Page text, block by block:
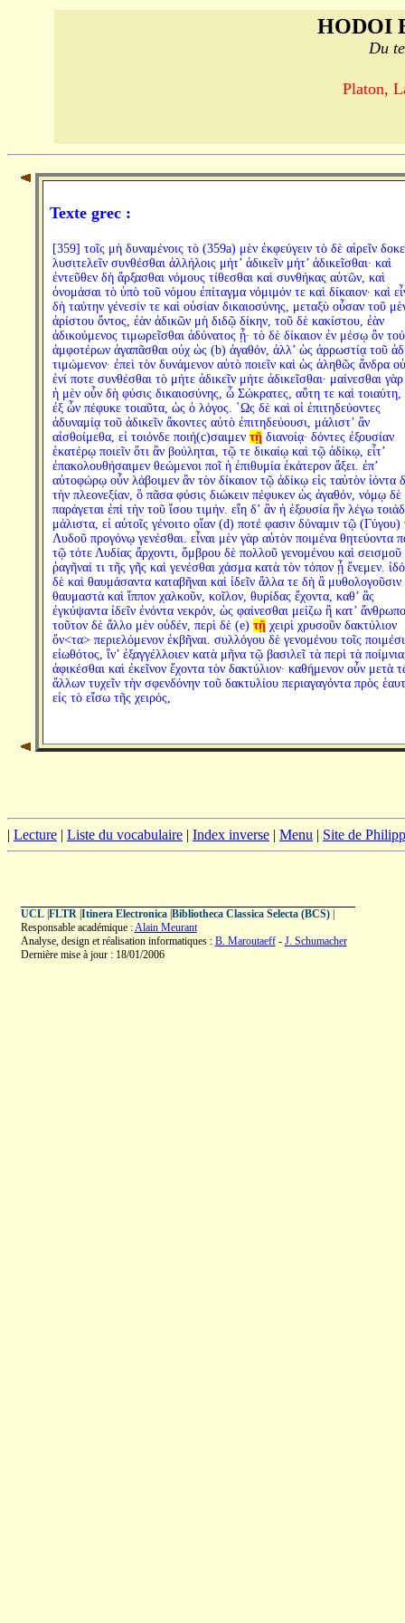
HODOI
Du
Platon,
Texte grec :
[359] τοῖς μὴ δυναμένοις τὸ (359a) μὲν ἐκφεύγειν τὸ δὲ αἱρεῖν
λυσιτελεῖν συνθέσθαι ἀλλήλοις μήτ’ ἀδικεῖν μήτ’ ἀδικεῖσθαι· καὶ
ἐντεῦθεν δὴ ἄρξασθαι νόμους τίθεσθαι καὶ συνθήκας αὑτῶν, καὶ
ὀνομάσαι τὸ ὑπὸ τοῦ νόμου ἐπίταγμα νόμιμόν τε καὶ δίκαιον· καὶ
δὴ ταύτην γένεσίν τε καὶ οὐσίαν δικαιοσύνης, μεταξὺ οὖσαν τοῦ
ἀρίστου ὄντος, ἐὰν ἀδικῶν μὴ διδῷ δίκην, τοῦ δὲ κακίστου, ἐὰν
ἀδικούμενος τιμωρεῖσθαι ἀδύνατος ᾖ· τὸ δὲ δίκαιον ἐν μέσῳ ὂν
ἀμφοτέρων ἀγαπᾶσθαι οὐχ ὡς (b) ἀγαθόν, ἀλλ’ ὡς ἀρρωστίᾳ τοῦ
τιμώμενον· ἐπεὶ τὸν δυνάμενον αὐτὸ ποιεῖν καὶ ὡς ἀληθῶς ἄνδρα
ἑνί ποτε συνθέσθαι τὸ μήτε ἀδικεῖν μήτε ἀδικεῖσθαι· μαίνεσθαι
ἡ μὲν οὖν δὴ φύσις δικαιοσύνης, ὦ Σώκρατες, αὕτη τε καὶ τοιαύτη,
ἐξ ὧν πέφυκε τοιαῦτα, ὡς ὁ λόγος. ῾Ως δὲ καὶ οἱ ἐπιτηδεύοντες
ἀδυναμίᾳ τοῦ ἀδικεῖν ἄκοντες αὐτὸ ἐπιτηδεύουσι, μάλιστ’ ἂν
αἰσθοίμεθα, εἰ τοιόνδε ποιή(c)σαιμεν τῇδιανοίᾳ· δόντες ἐξουσίαν
ἑκατέρῳ ποιεῖν ὅτι ἂν βούληται, τῷ τε δικαίῳ καὶ τῷ ἀδίκῳ, εἶτ’
ἐπακολουθήσαιμεν θεώμενοι ποῖ ἡ ἐπιθυμία ἑκάτερον ἄξει. ἐπ’
αὐτοφώρῳ οὖν λάβοιμεν ἂν τὸν δίκαιον τῷ ἀδίκῳ εἰς ταὐτὸν ἰόντα
τὴν πλεονεξίαν, ὃ πᾶσα φύσις διώκειν πέφυκεν ὡς ἀγαθόν, νόμῳ δὲ
παράγεται ἐπὶ τὴν τοῦ ἴσου τιμήν. εἴη δ’ ἂν ἡ ἐξουσία ἣν λέγω
μάλιστα, εἰ αὐτοῖς γένοιτο οἵαν (d) ποτέ φασιν δύναμιν τῷ (Γύγου)
Λυδοῦ προγόνῳ γενέσθαι. εἶναι μὲν γὰρ αὐτὸν ποιμένα θητεύοντα
τῷ τότε Λυδίας ἄρχοντι, ὄμβρου δὲ πολλοῦ γενομένου καὶ σεισμοῦ
ῥαγῆναί τι τῆς γῆς καὶ γενέσθαι χάσμα κατὰ τὸν τόπον ᾗ ἔνεμεν.
δὲ καὶ θαυμάσαντα καταβῆναι καὶ ἰδεῖν ἄλλα τε δὴ ἃ μυθολογοῦσιν
θαυμαστὰ καὶ ἵππον χαλκοῦν, κοῖλον, θυρίδας ἔχοντα, καθ’ ἃς
ἐγκύψαντα ἰδεῖν ἐνόντα νεκρόν, ὡς φαίνεσθαι μείζω ἢ κατ’
τοῦτον δὲ ἄλλο μὲν οὐδέν, περὶ δὲ (e) τῇχειρὶ χρυσοῦν δακτύλιον
ὄν<τα> περιελόμενον ἐκβῆναι. συλλόγου δὲ γενομένου τοῖς
εἰωθότος, ἵν’ ἐξαγγέλλοιεν κατὰ μῆνα τῷ βασιλεῖ τὰ περὶ τὰ
ἀφικέσθαι καὶ ἐκεῖνον ἔχοντα τὸν δακτύλιον· καθήμενον οὖν μετὰ
ἄλλων τυχεῖν τὴν σφενδόνην τοῦ δακτυλίου περιαγαγόντα πρὸς
εἰς τὸ εἴσω τῆς χειρός,
| Lecture | Liste du vocabulaire | Index inverse | Menu | Site de
UCL| FLTR| Itinera Electronica| Bibliotheca Classica Selecta (BCS)|
Responsable académique :Alain Meurant
Analyse, design et réalisation informatiques : B. Maroutaeff- J. Schumacher
Dernière mise à jour : 18/01/2006